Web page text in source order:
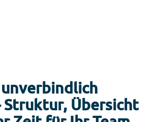
unverbindlich
Struktur, Übersicht